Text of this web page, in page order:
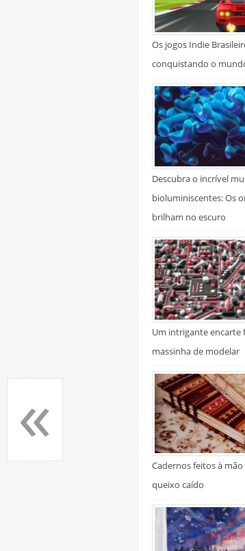
Os jogos Indie
conquistando o
Descubra o incrível
bioluminiscentes: Os
brilham no escuro
Um intrigante encarte
massinha de modelar
Cadernos feitos à
queixo caído
«